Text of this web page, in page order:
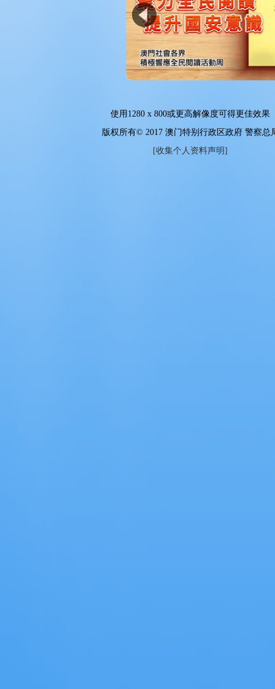
使用 1280 x 800或更高解像度可得更佳效果
版权所有© 2017 澳门特别行政区政府 警察总
[收集个人资料声明]